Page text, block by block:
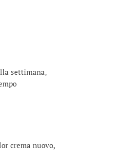
settimana,
crema nuovo,